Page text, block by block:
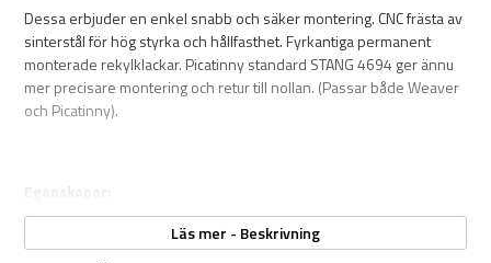
Dessa erbjuder en enkel snabb och säker montering. CNC frästa av
sinterstål för hög styrka och hållfasthet. Fyrkantiga permanent
monterade rekylklackar. Picatinny standard STANG 4694 ger ännu
mer precisare montering och retur till nollan. (Passar både Weaver
och Picatinny).
Överfallen monteras med fyra torxskruvar per ring.
Tillverkad i USA.
Läs mer - Beskrivning